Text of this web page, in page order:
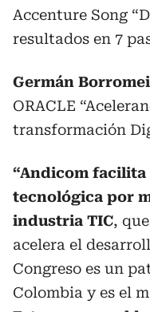
Accenture Song
resultados en 7
Germán
ORACLE
transformación
“Andicom
tecnológica por
industria TIC,
acelera el
Congreso es un
Colombia y es el